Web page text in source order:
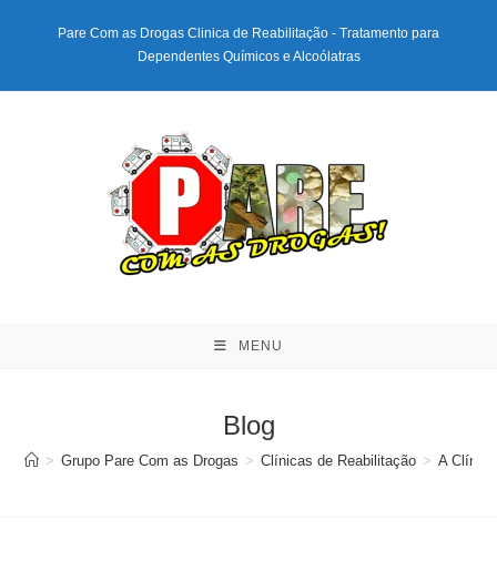
conteúdo
Pare Com as Drogas Clinica de Reabilitação - Tratamento para
Dependentes Químicos e Alcoólatras
MENU
Blog
> Grupo Pare Com as Drogas > Clínicas de Reabilitação > A